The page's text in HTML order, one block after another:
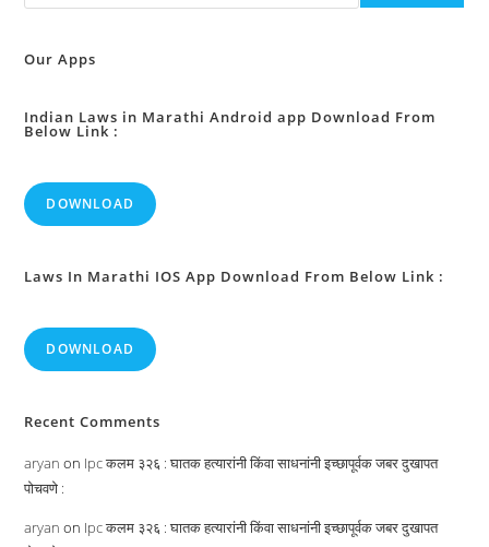
Our Apps
Indian Laws in Marathi Android app Download From
Below Link :
DOWNLOAD
Laws In Marathi IOS App Download From Below Link :
DOWNLOAD
Recent Comments
aryan on Ipc कलम ३२६ : घातक हत्यारांनी किंवा साधनांनी इच्छापूर्वक जबर दुखापत
पोचवणे :
aryan on Ipc कलम ३२६ : घातक हत्यारांनी किंवा साधनांनी इच्छापूर्वक जबर दुखापत